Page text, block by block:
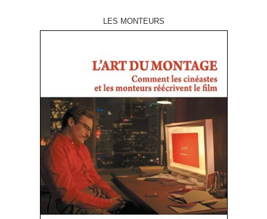
LES MONTEURS